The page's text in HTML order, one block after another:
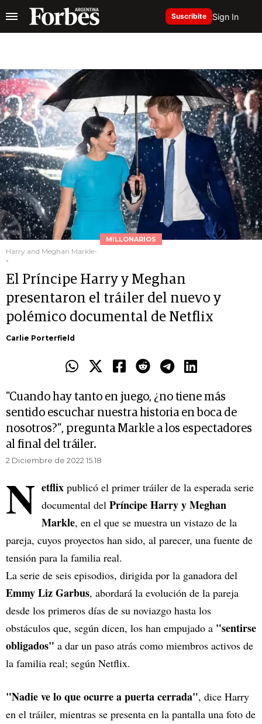
Suscribite Sign In
MILLONARIOS
Harry and Meghan Markle-
-
El Príncipe Harry y Meghan
presentaron el tráiler del nuevo y
polémico documental de Netflix
Carlie Porterfield
"Cuando hay tanto en juego, ¿no tiene más
sentido escuchar nuestra historia en boca de
nosotros?", pregunta Markle a los espectadores
al final del tráiler.
2 Diciembre de 2022 15.18
N etflix publicó el primer tráiler de la esperada serie
documental del Príncipe Harry y Meghan
Markle, en el que se muestra un vistazo de la
pareja, cuyos proyectos han sido, al parecer, una fuente de
tensión para la familia real.
La serie de seis episodios, dirigida por la ganadora del
Emmy Liz Garbus, abordará la evolución de la pareja
desde los primeros días de su noviazgo hasta los
obstáculos que, según dicen, los han empujado a "sentirse
obligados" a dar un paso atrás como miembros activos de
la familia real; según Netflix.
"Nadie ve lo que ocurre a puerta cerrada", dice Harry
en el tráiler, mientras se presenta en la pantalla una foto de